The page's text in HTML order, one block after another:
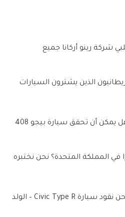
شركة رينو أركانا جميع
الذين يشترون السيارات
هل يمكن أن تحقق سيارة بيجو 408
في المملكة المتحدة؟ نحن نختبره
نحن نقود سيارة Civic Type R – الولد